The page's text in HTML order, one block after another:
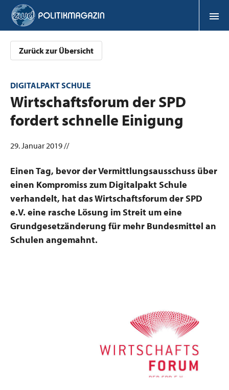
Zurück zur Übersicht
DIGITALPAKT SCHULE
:Wirtschaftsforum der SPD
fordert schnelle Einigung
29. Januar 2019 //
Einen Tag, bevor der Vermittlungsausschuss über
einen Kompromiss zum Digitalpakt Schule
verhandelt, hat das Wirtschaftsforum der SPD
e.V. eine rasche Lösung im Streit um eine
Grundgesetzänderung für mehr Bundesmittel an
Schulen angemahnt.